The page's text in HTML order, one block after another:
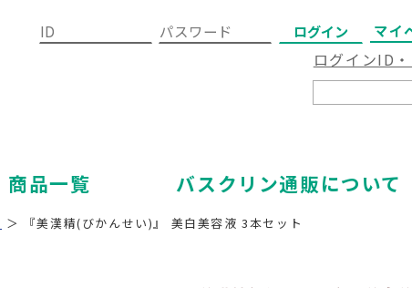
マイ
ログインID
商品一覧 バスクリン通販について
＞ 『美漢精(びかんせい)』 美白美容液 3本セット